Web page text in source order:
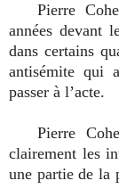
Pierre
années devant
dans certains
antisémite qui
passer à l’acte.
Pierre
clairement les
une partie de la